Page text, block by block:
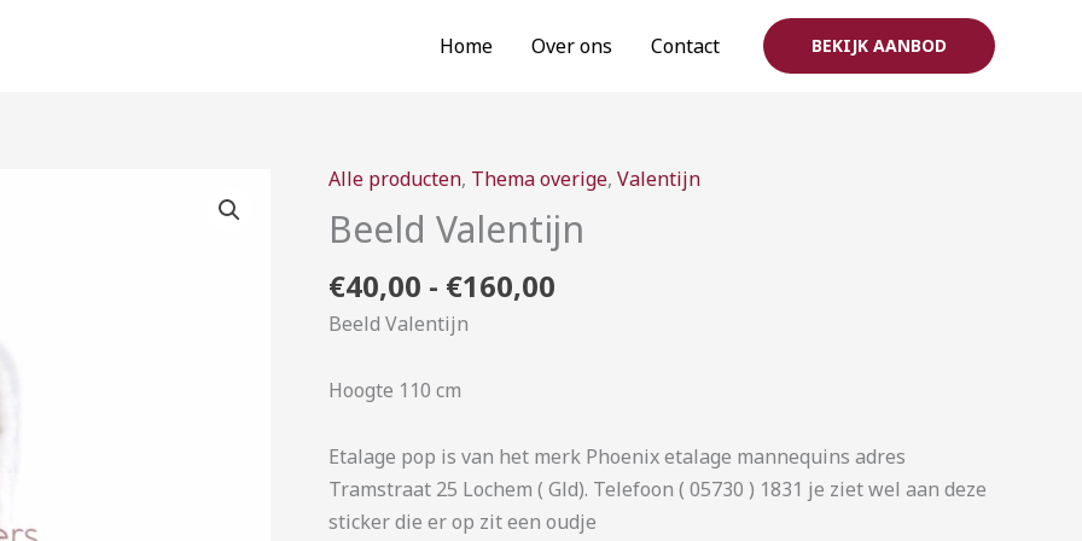
Home Over ons Contact BEKIJK AANBOD
Alle producten, Thema overige, Valentijn
Beeld Valentijn
€40,00 - €160,00
Prijsklasse:
€40,00
tot
Beeld Valentijn
Hoogte 110 cm
Etalage pop is van het merk Phoenix etalage mannequins adres
Tramstraat 25 Lochem ( Gld). Telefoon ( 05730 ) 1831 je ziet wel aan deze
sticker die er op zit een oudje
Beeld
Valentijn
aantal